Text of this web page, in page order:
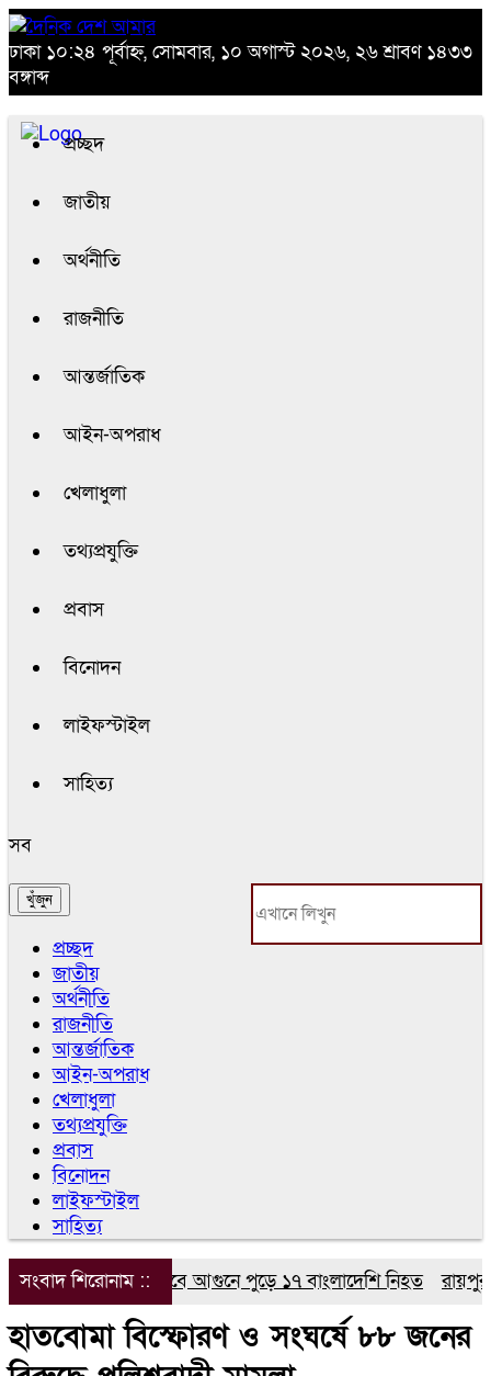
ঢাকা ১০:২৪ পূর্বাহ্ন, সোমবার, ১০ অগাস্ট ২০২৬, ২৬ শ্রাবণ ১৪৩৩
বঙ্গাব্দ
প্রচ্ছদ
জাতীয়
অর্থনীতি
রাজনীতি
আন্তর্জাতিক
আইন-অপরাধ
খেলাধুলা
তথ্যপ্রযুক্তি
প্রবাস
বিনোদন
লাইফস্টাইল
সাহিত্য
সব
প্রচ্ছদ
জাতীয়
অর্থনীতি
রাজনীতি
আন্তর্জাতিক
আইন-অপরাধ
খেলাধুলা
তথ্যপ্রযুক্তি
প্রবাস
বিনোদন
লাইফস্টাইল
সাহিত্য
সংবাদ শিরোনাম ::
সৌদি আরবে আগুনে পুড়ে ১৭ বাংলাদেশি নিহত রায়পুরায়
হাতবোমা বিস্ফোরণ ও সংঘর্ষে ৮৮ জনের